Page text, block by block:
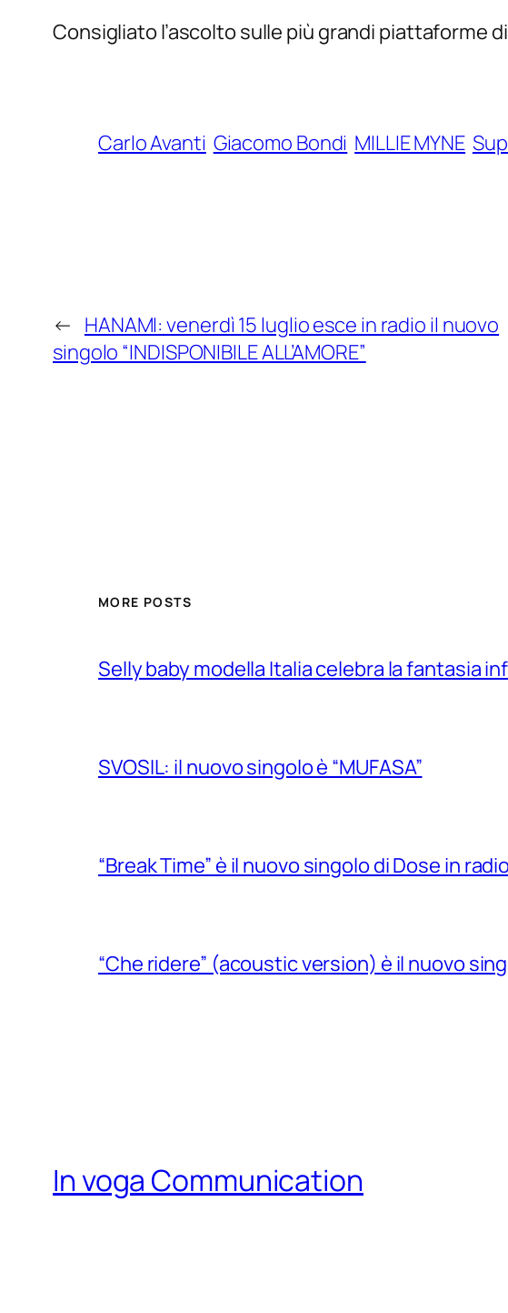
Consigliato l’ascolto sulle più grandi piattaforme
Carlo Avanti Giacomo Bondi MILLIE MYNE
← HANAMI: venerdì 15 luglio esce in radio il nuovo
singolo “INDISPONIBILE ALL’AMORE”
MORE POSTS
Selly baby modella Italia celebra la fantasia
SVOSIL: il nuovo singolo è “MUFASA”
“Break Time” è il nuovo singolo di Dose in
“Che ridere” (acoustic version) è il nuovo
In voga Communication